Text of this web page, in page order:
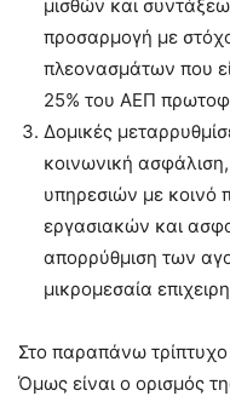
μισθών και
προσαρμογή με
πλεονασμάτων που
25% του ΑΕΠ
Δομικές
κοινωνική
υπηρεσιών με κοινό
εργασιακών και
απορρύθμιση των
μικρομεσαία
Στο παραπάνω τρίπτυχο
Όμως είναι ο ορισμός